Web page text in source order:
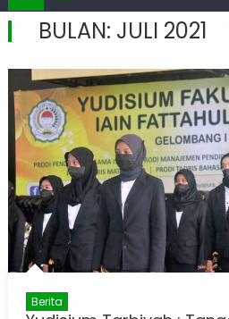
BULAN: JULI 2021
Berita